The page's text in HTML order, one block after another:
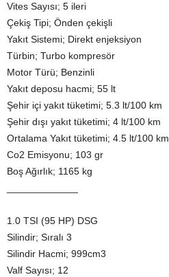
Vites Sayısı; 5 ileri
Çekiş Tipi; Önden çekişli
Yakıt Sistemi; Direkt enjeksiyon
Türbin; Turbo kompresör
Motor Türü; Benzinli
Yakıt deposu hacmi; 55 lt
Şehir içi yakıt tüketimi; 5.3 lt/100 km
Şehir dışı yakıt tüketimi; 4 lt/100 km
Ortalama Yakıt tüketimi; 4.5 lt/100 km
Co2 Emisyonu; 103 gr
Boş Ağırlık; 1165 kg
1.0 TSI (95 HP) DSG
Silindir; Sıralı 3
Silindir Hacmi; 999cm3
Valf Sayısı; 12